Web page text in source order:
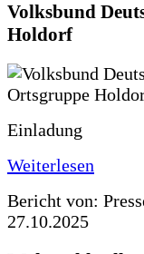
Volksbund
Holdorf
Einladung
Weiterlesen
Bericht von:
27.10.2025